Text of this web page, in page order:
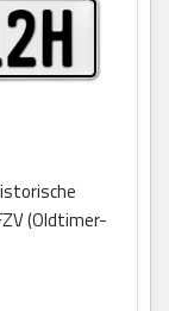
(Oldtimer-